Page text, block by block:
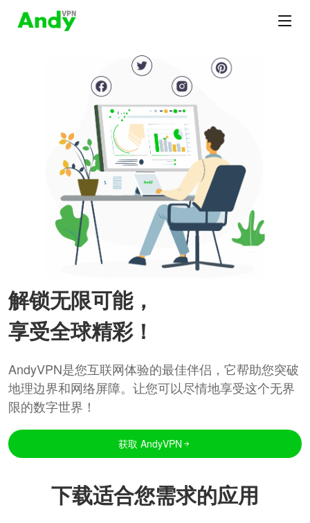
解锁无限可能，
享受全球精彩！
AndyVPN是您互联网体验的最佳伴侣，它帮助您突破
地理边界和网络屏障。让您可以尽情地享受这个无界
限的数字世界！
获取 AndyVPN
下载适合您需求的应用